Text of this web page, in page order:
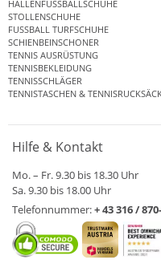
HALLENFUSSBALLSCHUHE
STOLLENSCHUHE
FUSSBALL TURFSCHUHE
SCHIENBEINSCHONER
TENNIS AUSRÜSTUNG
TENNISBEKLEIDUNG
TENNISSCHLÄGER
TENNISTASCHEN &
Hilfe & Kontakt
Mo. – Fr. 9.30 bis 18.30 Uhr
Sa. 9.30 bis 18.00 Uhr
Telefonnummer:+ 43 316 /